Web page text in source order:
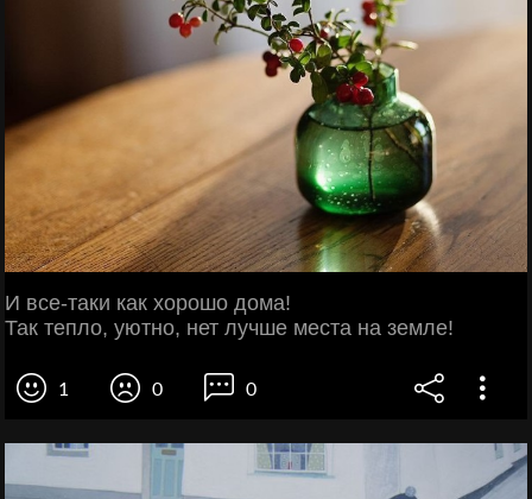
И все-таки как хорошо дома!
Так тепло, уютно, нет лучше места на земле!
1 0 0